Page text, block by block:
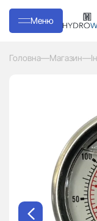
Меню
Головна—Магазин—